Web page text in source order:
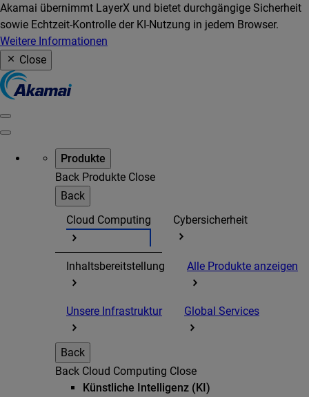
Akamai übernimmt LayerX und bietet durchgängige Sicherheit
sowie Echtzeit-Kontrolle der KI-Nutzung in jedem Browser.
Weitere Informationen
Close
Produkte
Back Produkte Close
Back
Cloud Computing
Cybersicherheit
Inhaltsbereitstellung Alle Produkte anzeigen
Unsere Infrastruktur Global Services
Back
Back Cloud Computing Close
Künstliche Intelligenz (KI)